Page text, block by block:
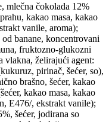
mlečna čokolada 12%
kakao masa, kakao
vanile, aroma);
banane, koncentrovani
fruktozno-glukozni
vlakna, želirajući agent:
pirinač, šećer, so),
brašno, šećer, kakao
kakao masa, kakao
E476/, ekstrakt vanile);
šećer, jodirana so